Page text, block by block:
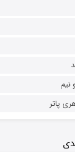
پاتر